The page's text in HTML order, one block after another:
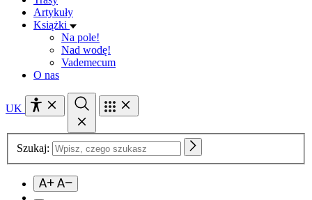
Artykuły
Książki
Na pole!
Nad wodę!
Vademecum
O nas
UK
Szukaj: